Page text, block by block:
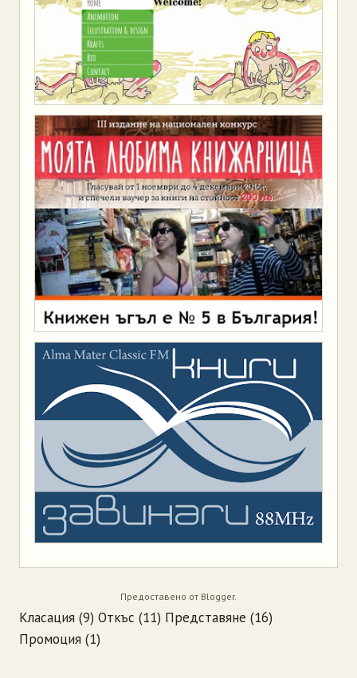
Предоставено от Blogger.
Класация (9) Откъс (11) Представяне (16)
Промоция (1)